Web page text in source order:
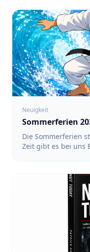
Neuigkeit
Sommerferien
Die Sommerferien
Zeit gibt es bei uns
wir ein
Angeboten
Anmeldungen
sakura.de/fsz/events Karate in Köln-Nippes mit
- Für Kinder von 3
12.08., 17.08.,